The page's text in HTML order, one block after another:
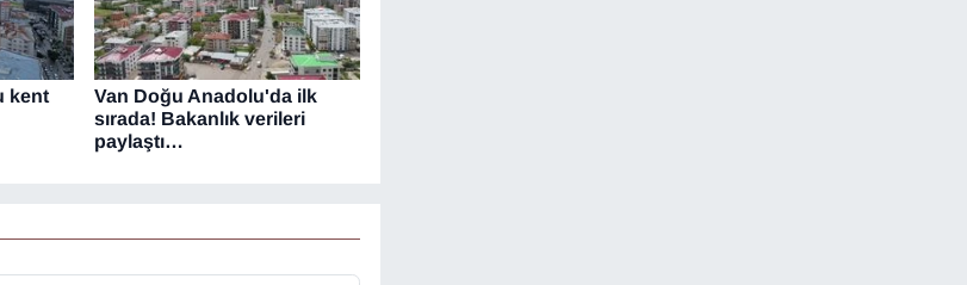
kent
Van Doğu Anadolu'da ilk
sırada! Bakanlık verileri
paylaştı…